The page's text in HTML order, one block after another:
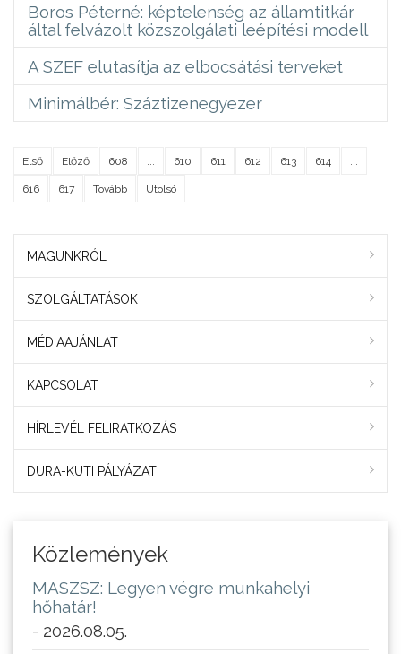
Boros Péterné: képtelenség az államtitkár
által felvázolt közszolgálati leépítési modell
A SZEF elutasítja az elbocsátási terveket
Minimálbér: Száztizenegyezer
Első Előző 608 610 611 612 613 614
616 617 Tovább Utolsó
MAGUNKRÓL
SZOLGÁLTATÁSOK
MÉDIAAJÁNLAT
KAPCSOLAT
HÍRLEVÉL FELIRATKOZÁS
DURA-KUTI PÁLYÁZAT
Közlemények
MASZSZ: Legyen végre munkahelyi
hőhatár!
- 2026.08.05.